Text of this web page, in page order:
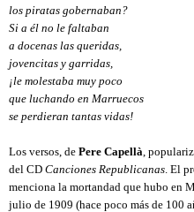
los piratas gobernaban?
Si a él no le faltaban
a docenas las queridas,
jovencitas y garridas,
¡le molestaba muy poco
que luchando en Marruecos
se perdieran tantas vidas!
Los versos, de Pere Capellà ,
del CD Canciones Republicanas . El
menciona la mortandad que hubo en
julio de 1909 (hace poco más de 100